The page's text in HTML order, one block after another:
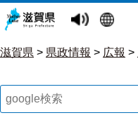
滋賀県 > 県政情報 > 広報 >